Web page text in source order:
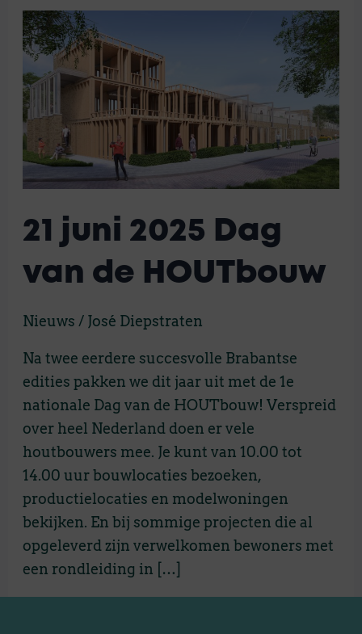
21 juni 2025 Dag
van de HOUTbouw
Nieuws / José Diepstraten
Na twee eerdere succesvolle Brabantse
edities pakken we dit jaar uit met de 1e
nationale Dag van de HOUTbouw! Verspreid
over heel Nederland doen er vele
houtbouwers mee. Je kunt van 10.00 tot
14.00 uur bouwlocaties bezoeken,
productielocaties en modelwoningen
bekijken. En bij sommige projecten die al
opgeleverd zijn verwelkomen bewoners met
een rondleiding in […]
21
juni
2025
Dag
van
de
HOUTbouw